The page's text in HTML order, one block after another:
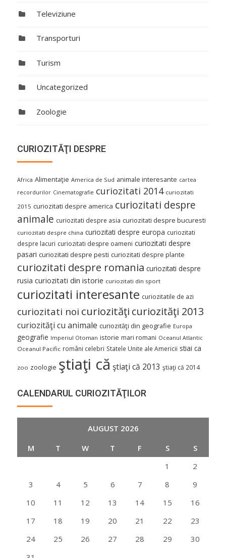
Televiziune
Transporturi
Turism
Uncategorized
Zoologie
CURIOZITĂŢI DESPRE
Africa Alimentaţie America de Sud animale interesante cartea
recordurilor Cinematografie curiozitati 2014 curiozitati
2015 curiozitati despre america curiozitati despre
animale curiozitati despre asia curiozitati despre bucuresti
curiozitati despre china curiozitati despre europa curiozitati
despre lacuri curiozitati despre oameni curiozitati despre
pasari curiozitati despre pesti curiozitati despre plante
curiozitati despre romania curiozitati despre
rusia curiozitati din istorie curiozitati din sport
curiozitati interesante curiozitatile de azi
curiozitati noi curiozităţi curiozităţi 2013
curiozităţi cu animale curiozităţi din geografie Europa
geografie Imperiul Otoman istorie mari romani Oceanul Atlantic
Oceanul Pacific români celebri Statele Unite ale Americii stiai ca
zoo zoologie ştiaţi că ştiaţi că 2013 ştiaţi că 2014
CALENDARUL CURIOZITĂŢILOR
AUGUST 2026
M
T W T F S
S
1
2
3
4 5 6 7 8
9
10
11 12 13 14 15
16
17
18 19 20 21 22
23
24
25 26 27 28 29
30